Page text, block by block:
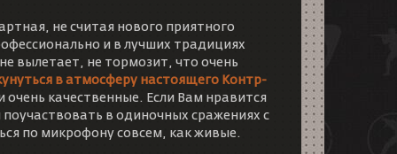
не считая нового приятного
и в лучших традициях
вылетает, не тормозит, что очень
в атмосферу настоящего Контр-
качественные. Если Вам нравится
в одиночных сражениях с
по микрофону совсем, как живые.